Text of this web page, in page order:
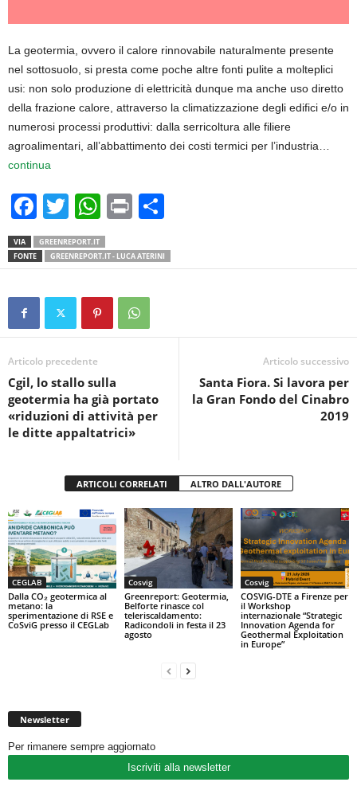
La geotermia, ovvero il calore rinnovabile naturalmente presente
nel sottosuolo, si presta come poche altre fonti pulite a molteplici
usi: non solo produzione di elettricità dunque ma anche uso diretto
della frazione calore, attraverso la climatizzazione degli edifici e/o in
numerosi processi produttivi: dalla serricoltura alle filiere
agroalimentari, all’abbattimento dei costi termici per l’industria…
continua
F
a
c
b
o
o
k
T
wi
tt
W
h
at
A
p
Pr
t
n
di
VIA
GREENREPORT.IT
FONTE
GREENREPORT.IT - LUCA ATERINI
Articolo precedente
Cgil, lo stallo sulla
geotermia ha già portato
«riduzioni di attività per
le ditte appaltatrici»
Articolo successivo
Santa Fiora. Si lavora per
la Gran Fondo del Cinabro
2019
ARTICOLI CORRELATI ALTRO DALL'AUTORE
CEGLAB
Dalla CO₂ geotermica al
metano: la
sperimentazione di RSE e
CoSviG presso il CEGLab
Cosvig
Greenreport: Geotermia,
Belforte rinasce col
teleriscaldamento:
Radicondoli in festa il 23
agosto
Cosvig
COSVIG-DTE a Firenze per
il Workshop
internazionale “Strategic
Innovation Agenda for
Geothermal Exploitation
in Europe”
Newsletter
Per rimanere sempre aggiornato
Iscriviti alla newsletter